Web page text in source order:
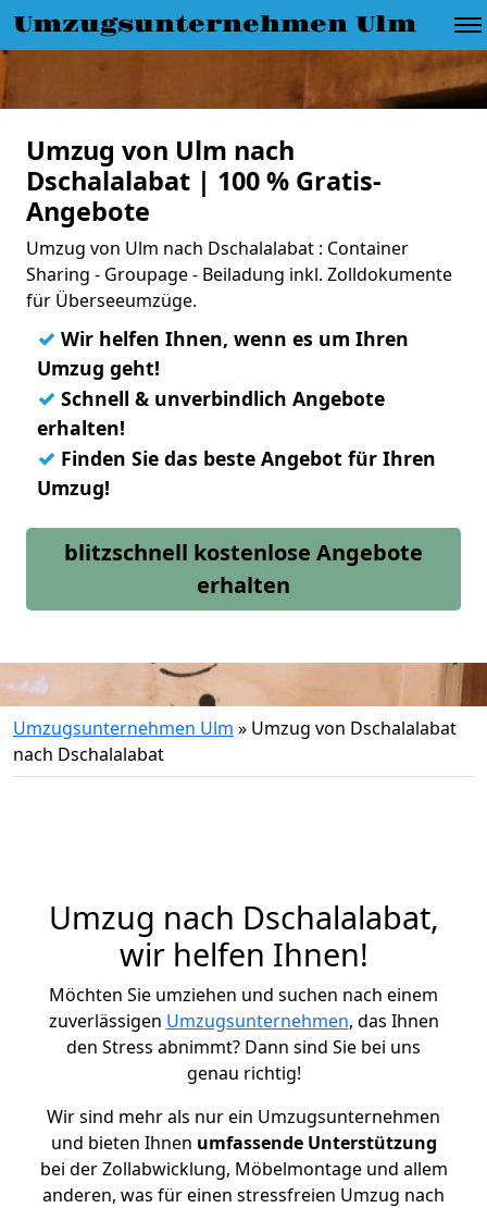
Umzugsunternehmen Ulm
Umzug von Ulm nach
Dschalalabat | 100 % Gratis-
Angebote
Umzug von Ulm nach Dschalalabat : Container
Sharing - Groupage - Beiladung inkl. Zolldokumente
für Überseeumzüge.
✓ Wir helfen Ihnen, wenn es um Ihren
Umzug geht!
✓ Schnell & unverbindlich Angebote
erhalten!
✓ Finden Sie das beste Angebot für Ihren
Umzug!
blitzschnell kostenlose Angebote
erhalten
Umzugsunternehmen Ulm » Umzug von Dschalalabat
nach Dschalalabat
Umzug nach Dschalalabat,
wir helfen Ihnen!
Möchten Sie umziehen und suchen nach einem
zuverlässigen Umzugsunternehmen, das Ihnen
den Stress abnimmt? Dann sind Sie bei uns
genau richtig!
Wir sind mehr als nur ein Umzugsunternehmen
und bieten Ihnen umfassende Unterstützung
bei der Zollabwicklung, Möbelmontage und allem
anderen, was für einen stressfreien Umzug nach